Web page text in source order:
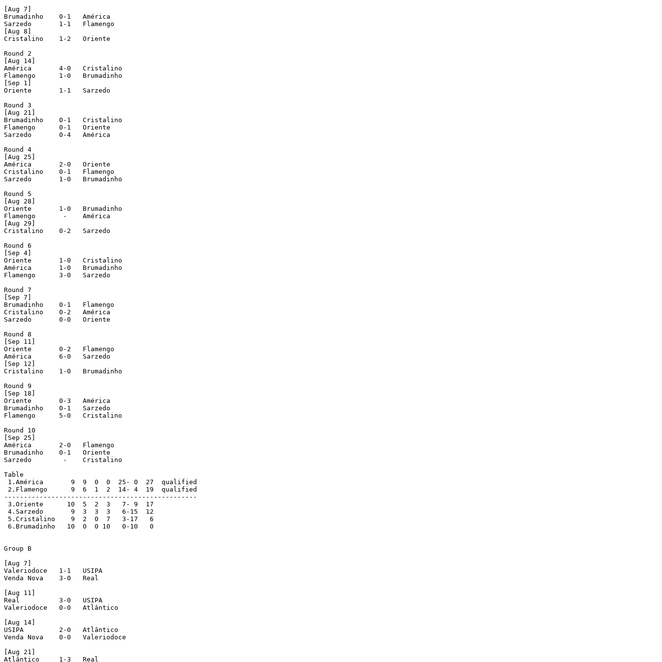
[Aug 7]
Brumadinho    0-1   América
Sarzedo       1-1   Flamengo
[Aug 8]
Cristalino    1-2   Oriente
Round 2
[Aug 14]
América       4-0   Cristalino
Flamengo      1-0   Brumadinho
[Sep 1]
Oriente       1-1   Sarzedo
Round 3
[Aug 21]
Brumadinho    0-1   Cristalino
Flamengo      0-1   Oriente
Sarzedo       0-4   América
Round 4
[Aug 25]
América       2-0   Oriente
Cristalino    0-1   Flamengo
Sarzedo       1-0   Brumadinho
Round 5
[Aug 28]
Oriente       1-0   Brumadinho
Flamengo       -    América
[Aug 29]
Cristalino    0-2   Sarzedo
Round 6
[Sep 4]
Oriente       1-0   Cristalino
América       1-0   Brumadinho
Flamengo      3-0   Sarzedo
Round 7
[Sep 7]
Brumadinho    0-1   Flamengo
Cristalino    0-2   América
Sarzedo       0-0   Oriente
Round 8
[Sep 11]
Oriente       0-2   Flamengo
América       6-0   Sarzedo
[Sep 12]
Cristalino    1-0   Brumadinho
Round 9
[Sep 18]
Oriente       0-3   América
Brumadinho    0-1   Sarzedo
Flamengo      5-0   Cristalino
Round 10
[Sep 25]
América       2-0   Flamengo
Brumadinho    0-1   Oriente
Sarzedo        -    Cristalino
Table
1.América       9  9  0  0  25- 0  27  qualified
2.Flamengo      9  6  1  2  14- 4  19  qualified
-------------------------------------------------
3.Oriente      10  5  2  3   7- 9  17
4.Sarzedo       9  3  3  3   6-15  12
5.Cristalino    9  2  0  7   3-17   6
6.Brumadinho   10  0  0 10   0-10   0
Group B
[Aug 7]
Valeriodoce   1-1   USIPA
Venda Nova    3-0   Real
[Aug 11]
Real          3-0   USIPA
Valeriodoce   0-0   Atlântico
[Aug 14]
USIPA         2-0   Atlântico
Venda Nova    0-0   Valeriodoce
[Aug 21]
Atlântico     1-3   Real